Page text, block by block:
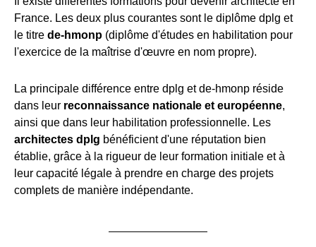
France. Les deux plus courantes sont le diplôme dplg et
le titre de-hmonp (diplôme d'études en habilitation pour
l'exercice de la maîtrise d'œuvre en nom propre).
La principale différence entre dplg et de-hmonp réside
dans leur reconnaissance nationale et européenne,
ainsi que dans leur habilitation professionnelle. Les
architectes dplg bénéficient d'une réputation bien
établie, grâce à la rigueur de leur formation initiale et à
leur capacité légale à prendre en charge des projets
complets de manière indépendante.